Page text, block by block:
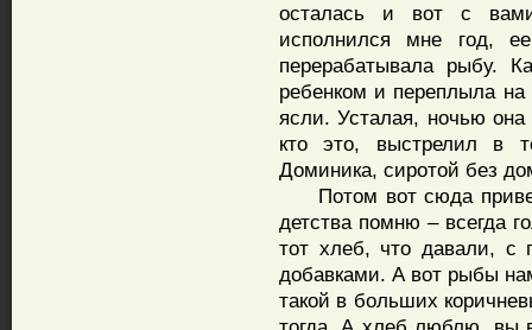
осталась и вот с
исполнился мне год,
перерабатывала рыбу.
ребенком и переплыла на
ясли. Усталая, ночью
кто это, выстрелил в
Доминика, сиротой без
Потом вот сюда
детства помню – всегда
тот хлеб, что давали,
добавками. А вот рыбы
такой в больших